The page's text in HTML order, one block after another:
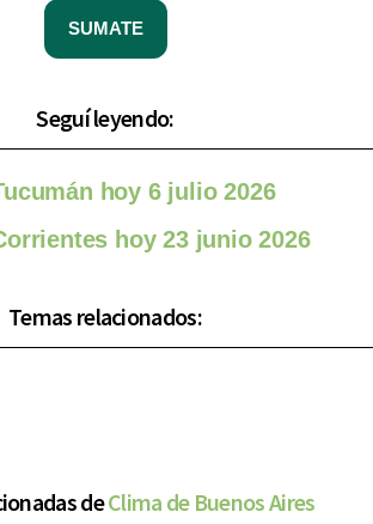
SUMATE
Seguí leyendo:
hoy 6 julio 2026
hoy 23 junio 2026
Temas relacionados:
deClima de Buenos Aires